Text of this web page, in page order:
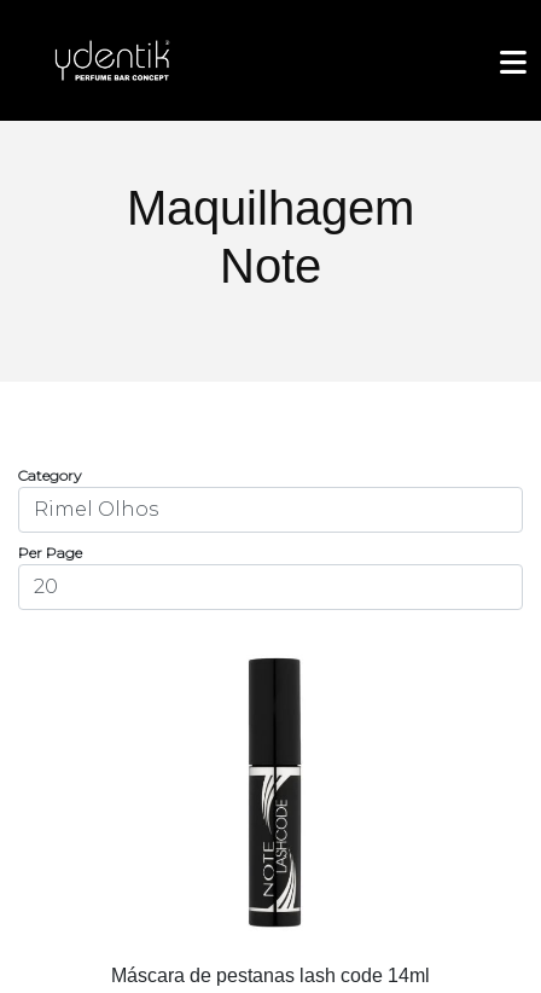
Maquilhagem
Note
Category
Per Page
Máscara de pestanas lash code 14ml